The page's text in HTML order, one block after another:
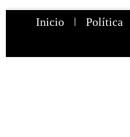
Inicio Política